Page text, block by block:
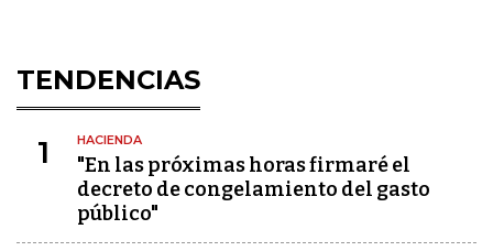
TENDENCIAS
1 HACIENDA
"En las próximas horas firmaré el
decreto de congelamiento del gasto
público"